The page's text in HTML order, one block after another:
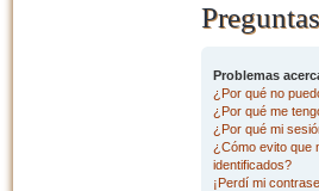
Problemas
¿Por qué no
¿Por qué me
¿Por qué mi
¿Cómo evito que
identificados?
¡Perdí mi